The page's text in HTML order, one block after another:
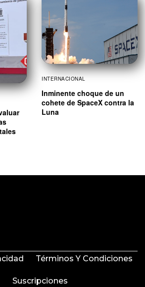
INTERNACIONAL
Inminente choque de un
cohete de SpaceX contra la
Luna
Términos Y Condiciones
Suscripciones